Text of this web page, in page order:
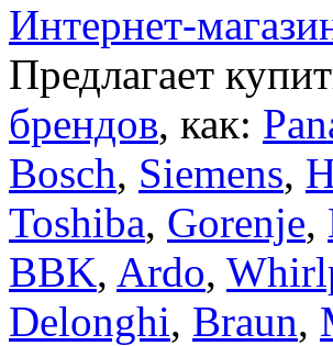
Интернет-
Предлагает
брендов, как:
Bosch, Siemens,
Toshiba, Gorenje,
BBK, Ardo,
Delonghi, Braun,